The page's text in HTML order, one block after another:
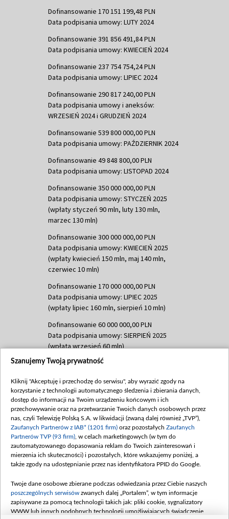
Dofinansowanie 170 151 199,48 PLN
Data podpisania umowy: LUTY 2024
Dofinansowanie 391 856 491,84 PLN
Data podpisania umowy: KWIECIEŃ 2024
Dofinansowanie 237 754 754,24 PLN
Data podpisania umowy: LIPIEC 2024
Dofinansowanie 290 817 240,00 PLN
Data podpisania umowy i aneksów:
WRZESIEŃ 2024 i GRUDZIEŃ 2024
Dofinansowanie 539 800 000,00 PLN
Data podpisania umowy: PAŹDZIERNIK 2024
Dofinansowanie 49 848 800,00 PLN
Data podpisania umowy: LISTOPAD 2024
Dofinansowanie 350 000 000,00 PLN
Data podpisania umowy: STYCZEŃ 2025
(wpłaty styczeń 90 mln, luty 130 mln,
marzec 130 mln)
Dofinansowanie 300 000 000,00 PLN
Data podpisania umowy: KWIECIEŃ 2025
(wpłaty kwiecień 150 mln, maj 140 mln,
czerwiec 10 mln)
Dofinansowanie 170 000 000,00 PLN
Data podpisania umowy: LIPIEC 2025
(wpłaty lipiec 160 mln, sierpień 10 mln)
Dofinansowanie 60 000 000,00 PLN
Data podpisania umowy: SIERPIEŃ 2025
(wpłata wrzesień 60 mln)
Dofinansowanie 635 783 051,21 PLN
(wpłata wrzesień 100 mln, październik 350
mln, listopad 265 mln)
Dofinansowanie 48 862 000,00 PLN
Data podpisania umowy: GRUDZIEŃ 2025
(wpłata grudzień 60,548 mln)
Dofinansowanie 900 000 000,00 PLN
Data podpisania umowy: LUTY 2026 (wpłata
kwiecień 180 mln, 7 maja 180 mln, 8
czerwca 90 mln)
Dofinansowanie 250 000 000,00 PLN
Szanujemy Twoją prywatność
Kliknij "Akceptuję i przechodzę do serwisu", aby wyrazić zgody na
korzystanie z technologii automatycznego śledzenia i zbierania danych,
dostęp do informacji na Twoim urządzeniu końcowym i ich
przechowywanie oraz na przetwarzanie Twoich danych osobowych przez
nas, czyli Telewizję Polską S.A. w likwidacji (zwaną dalej również „TVP”),
Zaufanych Partnerów z IAB* (1201 firm) oraz pozostałych Zaufanych
Partnerów TVP (93 firm) , w celach marketingowych (w tym do
zautomatyzowanego dopasowania reklam do Twoich zainteresowań i
mierzenia ich skuteczności) i pozostałych, które wskazujemy poniżej, a
także zgody na udostępnianie przez nas identyfikatora PPID do Google.
Twoje dane osobowe zbierane podczas odwiedzania przez Ciebie naszych
poszczególnych serwisów zwanych dalej „Portalem”, w tym informacje
zapisywane za pomocą technologii takich jak: pliki cookie, sygnalizatory
WWW lub innych podobnych technologii umożliwiających świadczenie